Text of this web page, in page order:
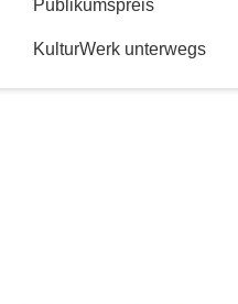
Publikumspreis
KulturWerk unterwegs